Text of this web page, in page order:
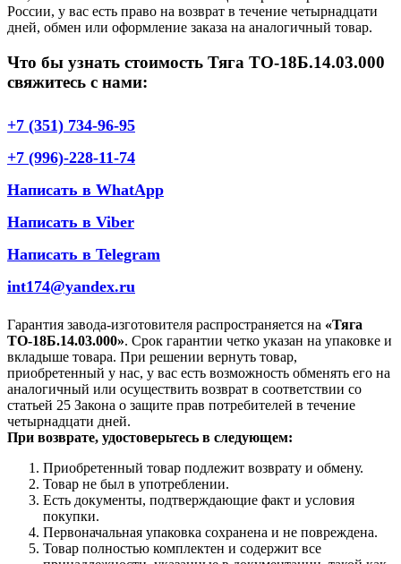
России, у вас есть право на возврат в течение четырнадцати
дней, обмен или оформление заказа на аналогичный товар.
Что бы узнать стоимость Тяга ТО-18Б.14.03.000
свяжитесь с нами:
+7 (351) 734-96-95
+7 (996)-228-11-74
Написать в WhatApp
Написать в Viber
Написать в Telegram
int174@yandex.ru
Гарантия завода-изготовителя распространяется на «Тяга
ТО-18Б.14.03.000». Срок гарантии четко указан на упаковке и
вкладыше товара. При решении вернуть товар,
приобретенный у нас, у вас есть возможность обменять его на
аналогичный или осуществить возврат в соответствии со
статьей 25 Закона о защите прав потребителей в течение
четырнадцати дней.
При возврате, удостоверьтесь в следующем:
Приобретенный товар подлежит возврату и обмену.
Товар не был в употреблении.
Есть документы, подтверждающие факт и условия
покупки.
Первоначальная упаковка сохранена и не повреждена.
Товар полностью комплектен и содержит все